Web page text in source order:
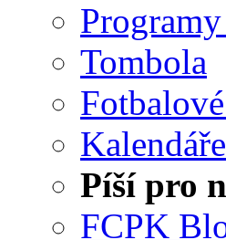
Tombola
Píší pro
FCPK